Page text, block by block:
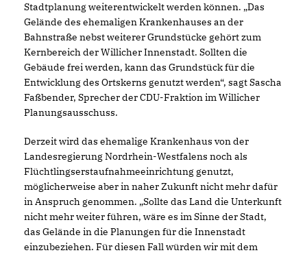
Stadtplanung weiterentwickelt werden können. „Das
Gelände des ehemaligen Krankenhauses an der
Bahnstraße nebst weiterer Grundstücke gehört zum
Kernbereich der Willicher Innenstadt. Sollten die
Gebäude frei werden, kann das Grundstück für die
Entwicklung des Ortskerns genutzt werden“, sagt Sascha
Faßbender, Sprecher der CDU-Fraktion im Willicher
Planungsausschuss.
Derzeit wird das ehemalige Krankenhaus von der
Landesregierung Nordrhein-Westfalens noch als
Flüchtlingserstaufnahmeeinrichtung genutzt,
möglicherweise aber in naher Zukunft nicht mehr dafür
in Anspruch genommen. „Sollte das Land die Unterkunft
nicht mehr weiter führen, wäre es im Sinne der Stadt,
das Gelände in die Planungen für die Innenstadt
einzubeziehen. Für diesen Fall würden wir mit dem